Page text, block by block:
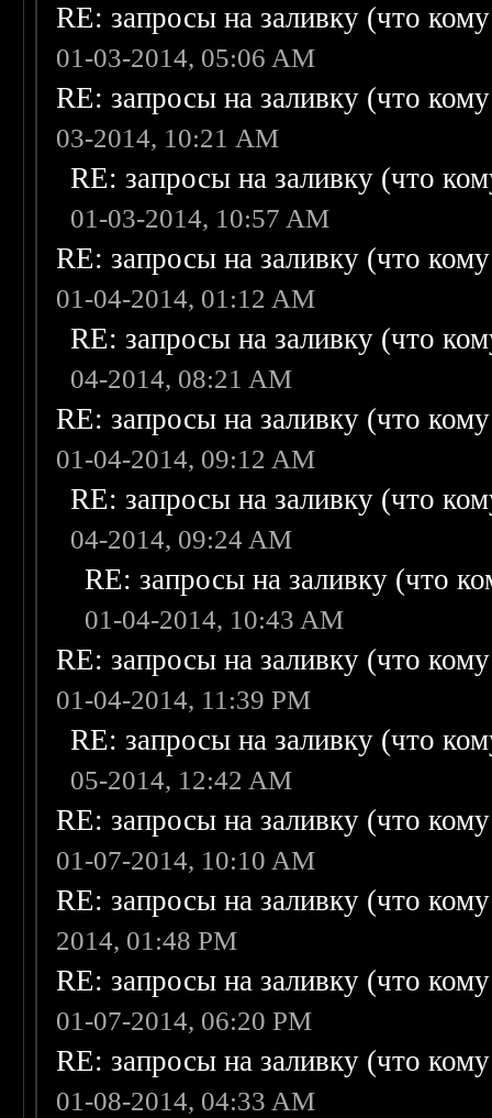
RE: запросы на заливку (что
01-03-2014, 05:06 AM
RE: запросы на заливку (что
03-2014, 10:21 AM
RE: запросы на заливку (что
01-03-2014, 10:57 AM
RE: запросы на заливку (что
01-04-2014, 01:12 AM
RE: запросы на заливку (что
04-2014, 08:21 AM
RE: запросы на заливку (что
01-04-2014, 09:12 AM
RE: запросы на заливку (что
04-2014, 09:24 AM
RE: запросы на заливку (что
01-04-2014, 10:43 AM
RE: запросы на заливку (что
01-04-2014, 11:39 PM
RE: запросы на заливку (что
05-2014, 12:42 AM
RE: запросы на заливку (что
01-07-2014, 10:10 AM
RE: запросы на заливку (что
2014, 01:48 PM
RE: запросы на заливку (что
01-07-2014, 06:20 PM
RE: запросы на заливку (что
01-08-2014, 04:33 AM